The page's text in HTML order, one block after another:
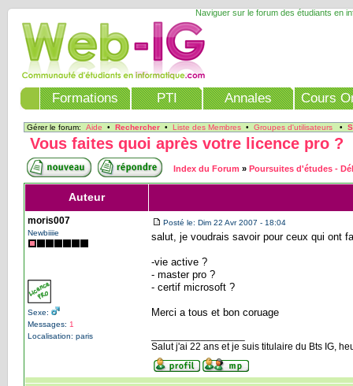
Naviguer sur le forum des étudiants en
Formations PTI Annales Cours
Gérer le forum: Aide • Rechercher• Liste des Membres• Groupes d'utilisateurs•
Vous faites quoi après votre licence pro ?
Index du Forum » Poursuites d'études -
Auteur
moris007
Newbiiiie
Sexe:
Messages: 1
Localisation: paris
Posté le: Dim 22 Avr 2007 - 18:04
salut, je voudrais savoir pour ceux qui ont
-vie active ?
- master pro ?
- certif microsoft ?
Merci a tous et bon coruage
Salut j'ai 22 ans et je suis titulaire du Bts IG,